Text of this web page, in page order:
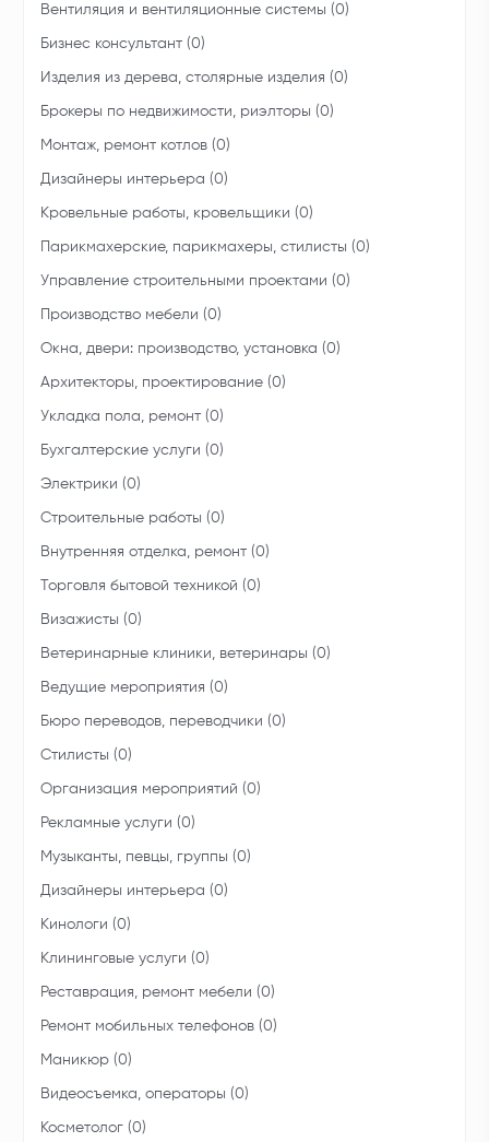
Вентиляция и вентиляционные системы (0)
Бизнес консультант (0)
Изделия из дерева, столярные изделия (0)
Брокеры по недвижимости, риэлторы (0)
Монтаж, ремонт котлов (0)
Дизайнеры интерьера (0)
Кровельные работы, кровельщики (0)
Парикмахерские, парикмахеры, стилисты (0)
Управление строительными проектами (0)
Производство мебели (0)
Окна, двери: производство, установка (0)
Архитекторы, проектирование (0)
Укладка пола, ремонт (0)
Бухгалтерские услуги (0)
Электрики (0)
Строительные работы (0)
Внутренняя отделка, ремонт (0)
Торговля бытовой техникой (0)
Визажисты (0)
Ветеринарные клиники, ветеринары (0)
Ведущие мероприятия (0)
Бюро переводов, переводчики (0)
Стилисты (0)
Организация мероприятий (0)
Рекламные услуги (0)
Музыканты, певцы, группы (0)
Дизайнеры интерьера (0)
Кинологи (0)
Клининговые услуги (0)
Реставрация, ремонт мебели (0)
Ремонт мобильных телефонов (0)
Маникюр (0)
Видеосъемка, операторы (0)
Косметолог (0)